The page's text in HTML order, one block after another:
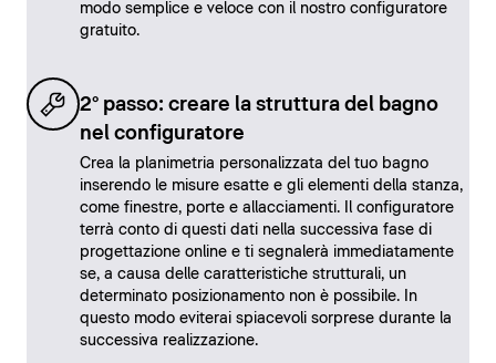
modo semplice e veloce con il nostro configuratore
gratuito.
2° passo: creare la struttura del bagno
nel configuratore
Crea la planimetria personalizzata del tuo bagno
inserendo le misure esatte e gli elementi della stanza,
come finestre, porte e allacciamenti. Il configuratore
terrà conto di questi dati nella successiva fase di
progettazione online e ti segnalerà immediatamente
se, a causa delle caratteristiche strutturali, un
determinato posizionamento non è possibile. In
questo modo eviterai spiacevoli sorprese durante la
successiva realizzazione.